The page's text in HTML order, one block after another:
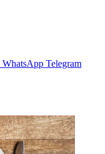
WhatsApp Telegram